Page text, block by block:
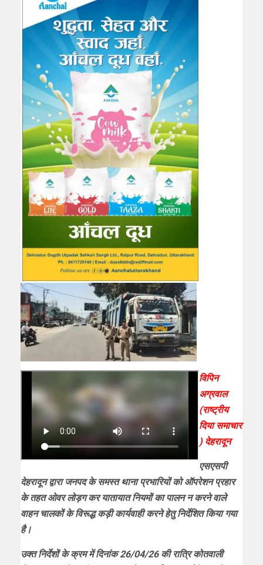
विपिन
अग्रवाल
(राष्ट्रीय
दिया समाचार
) देहरादून
एसएसपी
देहरादून द्वारा जनपद के समस्त थाना प्रभारियों को ऑपरेशन प्रहार
के तहत ओवर लोड़ग कर यातायात नियमों का पालन न करने वाले
वाहन चालकों के विरूद्ध कड़ी कार्यवाही करने हेतु निर्देशित किया गया
है।
उक्त निर्देशों के क्रम में दिनांक 26/04/26 की रात्रि कोतवाली